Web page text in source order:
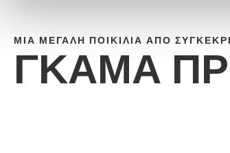
ΜΙΑ ΜΕΓΆΛΗ ΠΟΙΚΙΛΊΑ ΑΠΌ
ΓΚΆΜΑ